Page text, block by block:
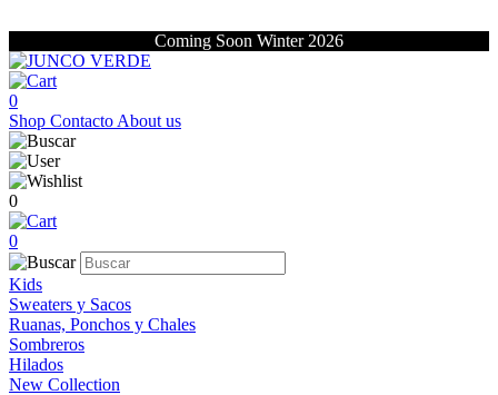
Coming Soon Winter 2026
0
Shop Contacto About us
0
0
Kids
Sweaters y Sacos
Ruanas, Ponchos y Chales
Sombreros
Hilados
New Collection